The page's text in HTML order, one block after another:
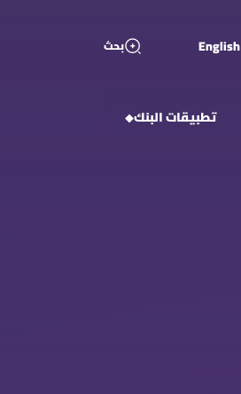
English بحث
تطبيقات البنك